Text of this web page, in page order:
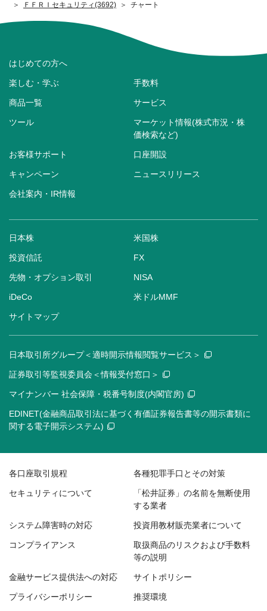
ＦＦＲＩセキュリティ(3692)
チャート
はじめての方へ
楽しむ・学ぶ 手数料
商品一覧 サービス
ツール
マーケット情報(株式市況・株
価検索など)
お客様サポート 口座開設
キャンペーン ニュースリリース
会社案内・IR情報
日本株 米国株
投資信託 FX
先物・オプション取引 NISA
iDeCo 米ドルMMF
サイトマップ
日本取引所グループ＜適時開示情報閲覧サービス＞
証券取引等監視委員会＜情報受付窓口＞
マイナンバー 社会保障・税番号制度(内閣官房)
EDINET(金融商品取引法に基づく有価証券報告書等の開示書類に
関する電子開示システム)
各口座取引規程 各種犯罪手口とその対策
セキュリティについて
「松井証券」の名前を無断使用
する業者
システム障害時の対応 投資用教材販売業者について
コンプライアンス
取扱商品のリスクおよび手数料
等の説明
金融サービス提供法への対応 サイトポリシー
プライバシーポリシー 推奨環境